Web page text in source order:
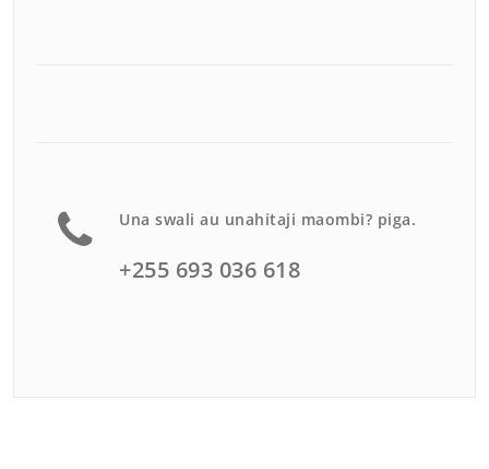
Una swali au unahitaji maombi? piga.
+255 693 036 618